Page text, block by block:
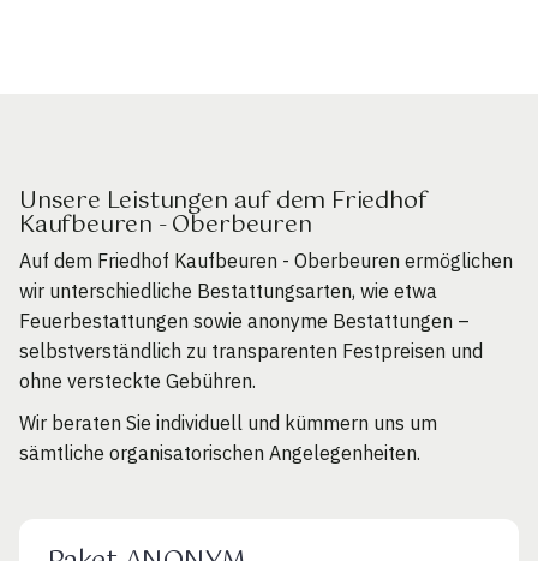
Unsere Leistungen auf dem Friedhof
Kaufbeuren - Oberbeuren
Auf dem Friedhof Kaufbeuren - Oberbeuren ermöglichen
wir unterschiedliche Bestattungsarten, wie etwa
Feuerbestattungen sowie anonyme Bestattungen –
selbstverständlich zu transparenten Festpreisen und
ohne versteckte Gebühren.
Wir beraten Sie individuell und kümmern uns um
sämtliche organisatorischen Angelegenheiten.